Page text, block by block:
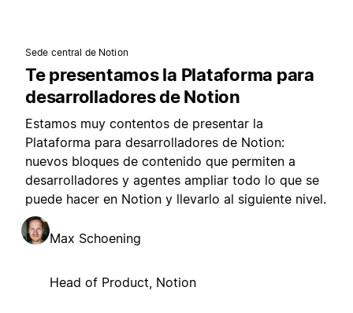
Sede central de Notion
Te presentamos la Plataforma para
desarrolladores de Notion
Estamos muy contentos de presentar la
Plataforma para desarrolladores de Notion:
nuevos bloques de contenido que permiten a
desarrolladores y agentes ampliar todo lo que se
puede hacer en Notion y llevarlo al siguiente nivel.
Max Schoening
Head of Product, Notion